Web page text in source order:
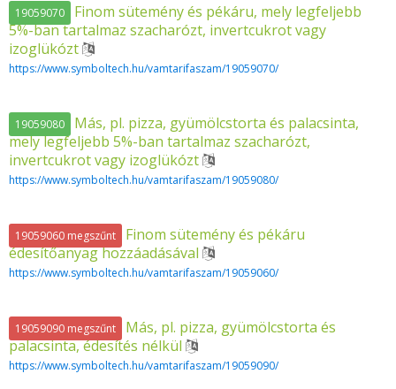
19059070
Finom sütemény és pékáru, mely legfeljebb
5%-ban tartalmaz szacharózt, invertcukrot vagy
izoglükózt
https://www.symboltech.hu/vamtarifaszam/19059070/
19059080
Más, pl. pizza, gyümölcstorta és palacsinta,
mely legfeljebb 5%-ban tartalmaz szacharózt,
invertcukrot vagy izoglükózt
https://www.symboltech.hu/vamtarifaszam/19059080/
19059060 megszűnt
Finom sütemény és pékáru
édesítőanyag hozzáadásával
https://www.symboltech.hu/vamtarifaszam/19059060/
19059090 megszűnt
Más, pl. pizza, gyümölcstorta és
palacsinta, édesítés nélkül
https://www.symboltech.hu/vamtarifaszam/19059090/